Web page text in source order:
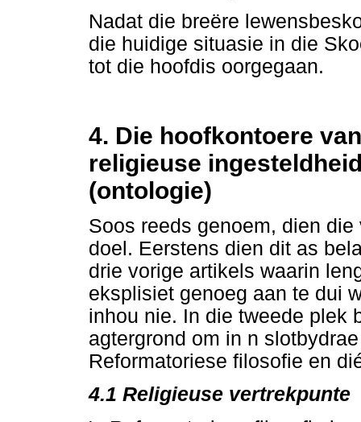
Nadat die breëre
die huidige situasie in die
tot die hoofdis oorgegaan.
4. Die hoofkontoere
religieuse
(ontologie)
Soos reeds genoem, dien
doel. Eerstens dien dit as
drie vorige artikels waarin
eksplisiet genoeg aan te dui
inhou nie. In die tweede plek
agtergrond om in n
Reformatoriese filosofie en
4.1 Religieuse vertrekpunte